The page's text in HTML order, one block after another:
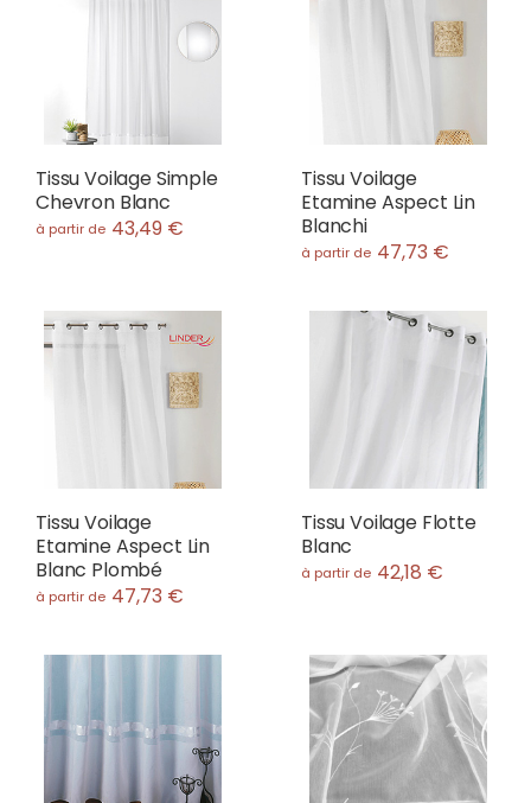
Tissu Voilage Simple
Chevron Blanc
à partir de 43,49 €
Tissu Voilage
Etamine Aspect Lin
Blanchi
à partir de 47,73 €
Tissu Voilage
Etamine Aspect Lin
Blanc Plombé
à partir de 47,73 €
Tissu Voilage Flotte
Blanc
à partir de 42,18 €